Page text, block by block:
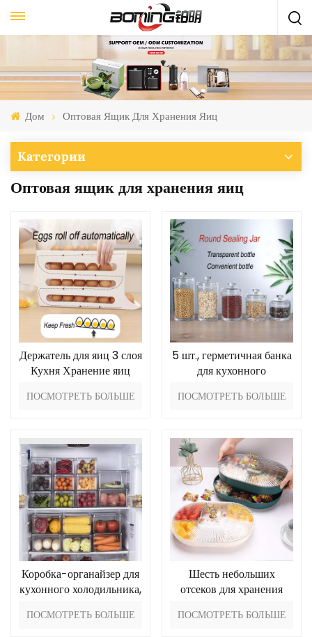
Дом Оптовая Ящик Для Хранения Яиц
Категории
Оптовая ящик для хранения яиц
Держатель для яиц 3 слоя
Кухня Хранение яиц
ПОСМОТРЕТЬ БОЛЬШЕ
5 шт., герметичная банка
для кухонного
ПОСМОТРЕТЬ БОЛЬШЕ
Коробка-органайзер для
кухонного холодильника,
ПОСМОТРЕТЬ БОЛЬШЕ
Шесть небольших
отсеков для хранения
ПОСМОТРЕТЬ БОЛЬШЕ